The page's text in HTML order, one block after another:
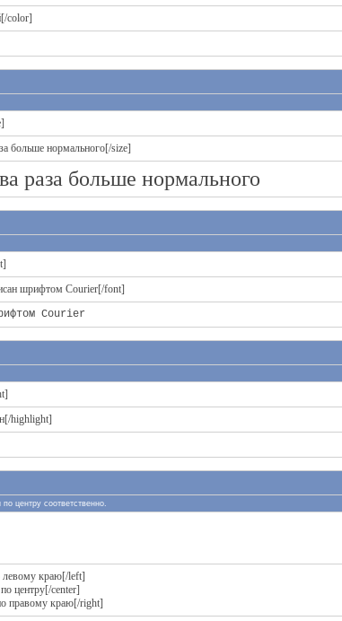
color]
больше нормального[/size]
раза больше нормального
шрифтом Courier[/font]
Courier
highlight]
центру соответственно.
левому краю[/left]
центру[/center]
правому краю[/right]